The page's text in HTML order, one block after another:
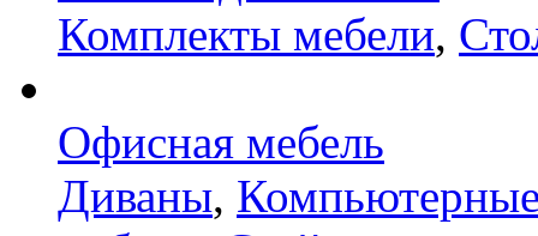
Комплекты мебели,
Офисная мебель
Диваны,